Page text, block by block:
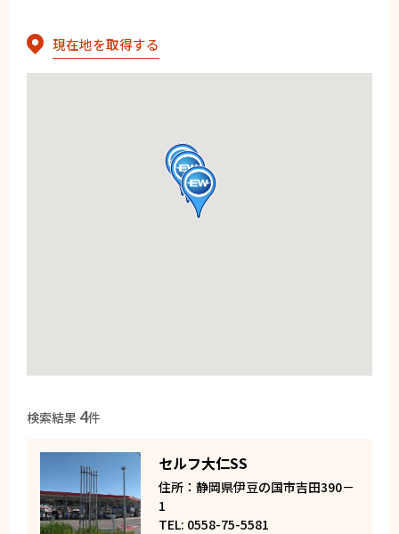
現在地を取得する
検索結果 4件
セルフ大仁SS
住所：静岡県伊豆の国市吉田390－
1
TEL: 0558-75-5581